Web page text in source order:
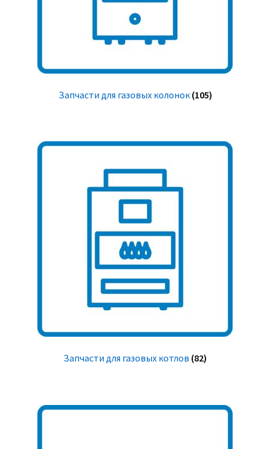
Запчасти для газовых колонок (105)
Запчасти для газовых котлов (82)